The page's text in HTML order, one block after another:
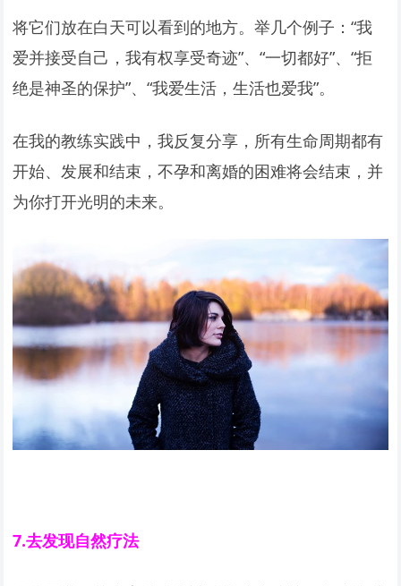
将它们放在白天可以看到的地方。举几个例子：“我
爱并接受自己，我有权享受奇迹”、“一切都好”、“拒
绝是神圣的保护”、“我爱生活，生活也爱我”。
在我的教练实践中，我反复分享，所有生命周期都有
开始、发展和结束，不孕和离婚的困难将会结束，并
为你打开光明的未来。
7.去发现自然疗法